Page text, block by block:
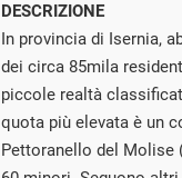
DESCRIZIONE
In provincia di Isernia,
dei circa 85mila
piccole realtà
quota più elevata è un
Pettoranello del Molise